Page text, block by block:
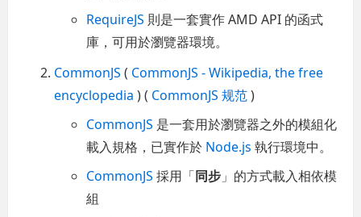
RequireJS 則是一套實作 AMD API 的函式
庫，可用於瀏覽器環境。
CommonJS ( CommonJS - Wikipedia, the free
encyclopedia ) ( CommonJS 规范)
CommonJS 是一套用於瀏覽器之外的模組化
載入規格，已實作於 Node.js 執行環境中。
CommonJS 採用「同步 」的方式載入相依模
組